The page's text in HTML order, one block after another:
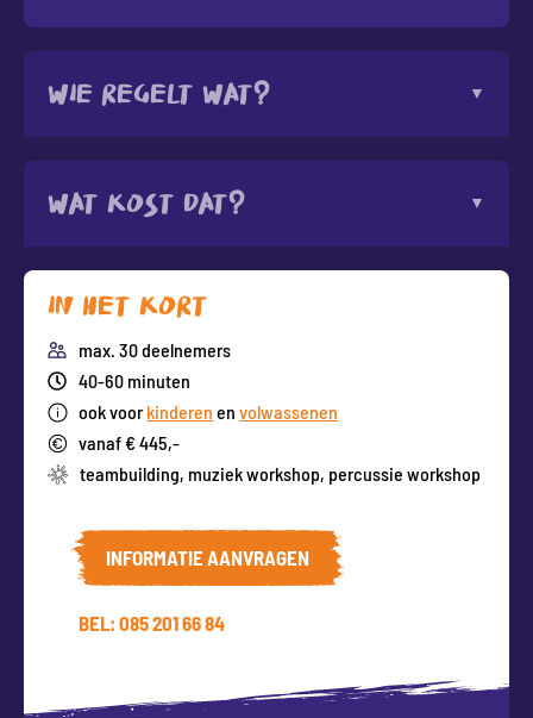
Wie regelt wat?
Wat kost dat?
In het kort
max. 30 deelnemers
40-60 minuten
ook voorkinderen envolwassenen
vanaf € 445,-
teambuilding, muziek workshop, percussie workshop
INFORMATIE AANVRAGEN
BEL: 085 201 66 84